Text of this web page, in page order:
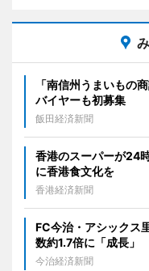
「南信州うまいもの
バイヤーも初募集
飯田経済新聞
香港のスーパーが24
に香港食文化を
香港経済新聞
FC今治・アシックス
数約1.7倍に「成長」
今治経済新聞